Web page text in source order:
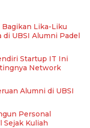
Lika-Liku
UBSI Alumni Padel
Startup IT Ini
Network
Alumni di UBSI
Personal
Sejak Kuliah